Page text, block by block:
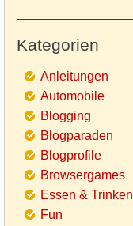
Kategorien
Anleitungen
Automobile
Blogging
Blogparaden
Blogprofile
Browsergames
Essen & Trinken
Fun